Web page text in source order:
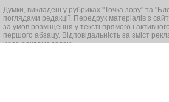
Думки, викладені у рубриках "Точка зору" та
поглядами редакції. Передрук матеріалів з
за умов розміщення у тексті прямого і
першого абзацу. Відповідальність за зміст
несе рекламодавець